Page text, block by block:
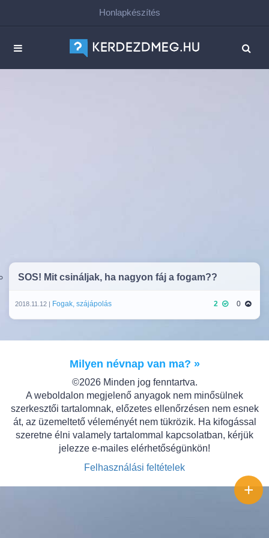
Honlapkészítés
SOS! Mit csináljak, ha nagyon fáj a fogam??
2018.11.12 | Fogak, szájápolás 2 0
Milyen névnap van ma? »
©2026 Minden jog fenntartva.
A weboldalon megjelenő anyagok nem minősülnek
szerkesztői tartalomnak, előzetes ellenőrzésen nem esnek
át, az üzemeltető véleményét nem tükrözik. Ha kifogással
szeretne élni valamely tartalommal kapcsolatban, kérjük
jelezze e-mailes elérhetőségünkön!
Felhasználási feltételek
+